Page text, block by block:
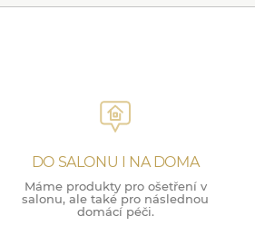
DO SALONU I NA DOMA
Máme produkty pro ošetření v
salonu, ale také pro následnou
domácí péči.